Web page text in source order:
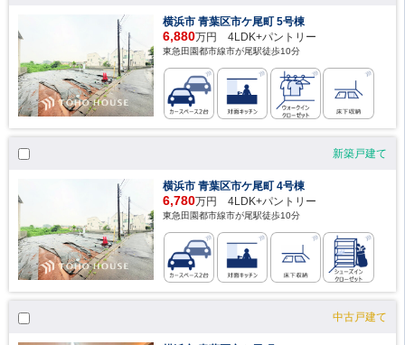
横浜市 青葉区市ケ尾町 5号棟
6,880万円 4LDK+パントリー
東急田園都市線市が尾駅徒歩10分
新築戸建て
横浜市 青葉区市ケ尾町 4号棟
6,780万円 4LDK+パントリー
東急田園都市線市が尾駅徒歩10分
中古戸建て